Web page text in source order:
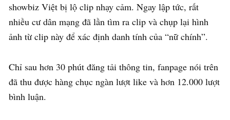
showbiz Việt bị lộ clip nhạy cảm. Ngay lập tức, rất
nhiều cư dân mạng đã lần tìm ra clip và chụp lại hình
ảnh từ clip này để xác định danh tính của “nữ chính”.
Chỉ sau hơn 30 phút đăng tải thông tin, fanpage nói trên
đã thu được hàng chục ngàn lượt like và hơn 12.000 lượt
bình luận.